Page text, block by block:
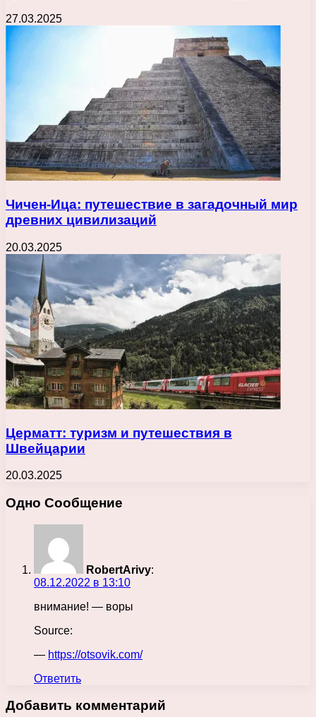
27.03.2025
Чичен-Ица: путешествие в загадочный мир
древних цивилизаций
20.03.2025
Церматт: туризм и путешествия в
Швейцарии
20.03.2025
Одно Сообщение
RobertArivy:
08.12.2022 в 13:10
внимание! — воры
Source:
— https://otsovik.com/
Ответить
Добавить комментарий